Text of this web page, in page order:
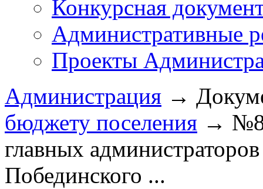
Конкурсная
Административные
Проекты
Администрация →
бюджету поселения →
главных
Побединского ...